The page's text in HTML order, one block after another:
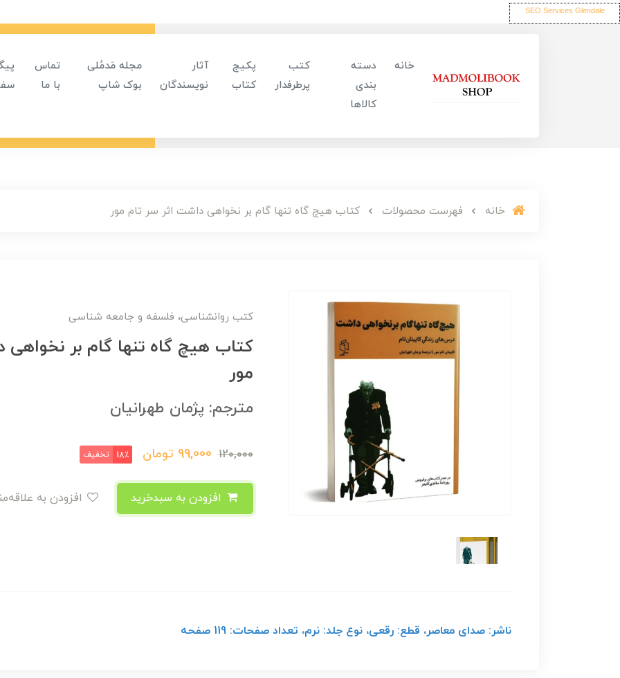
SEO Services Glendale
خانه
دسته
بندی
کالاها
کتب
پرطرفدار
پکیج
کتاب
آثار
نویسندگان
مجله مَدمُلی
بوک شاپ
تماس
با ما
خانه فهرست محصولات کتاب هیچ گاه تنها گام بر نخواهی داشت اثر سر تام مور
کتب روانشناسی، فلسفه و جامعه شناسی
کتاب هیچ گاه تنها گام بر نخواهی
مور
مترجم: پژمان طهرانیان
120,000
99,000 تومان 18٪ تخفیف
ناشر: صدای معاصر، قطع: رقعی، نوع جلد: نرم، تعداد صفحات: 119 صفحه